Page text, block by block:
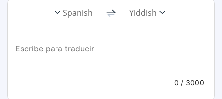
Spanish Yiddish
0 / 3000